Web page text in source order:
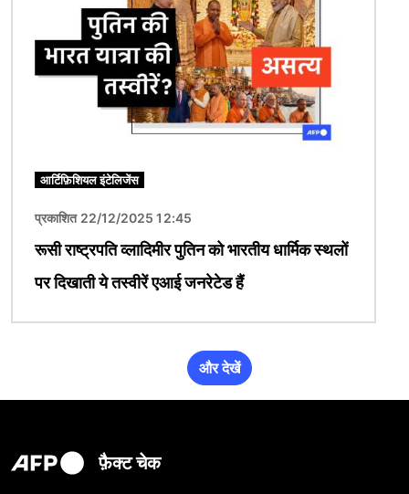
आर्टिफ़िशियल इंटेलिजेंस
प्रकाशित 22/12/2025 12:45
रूसी राष्ट्रपति व्लादिमीर पुतिन को भारतीय धार्मिक स्थलों
पर दिखाती ये तस्वीरें एआई जनरेटेड हैं
और देखें
फ़ैक्ट चेक